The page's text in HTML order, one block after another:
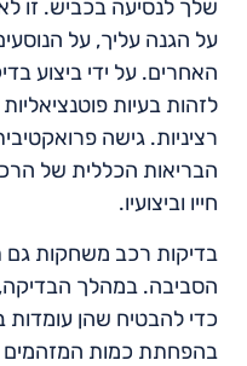
שלך לנסיעה בכביש. זו
על הגנה עליך, על
האחרים. על ידי ביצוע
לזהות בעיות
רציניות. גישה
הבריאות הכללית של
חייו וביצועיו.
בדיקות רכב משחקות גם
הסביבה. במהלך
כדי להבטיח שהן
בהפחתת כמות